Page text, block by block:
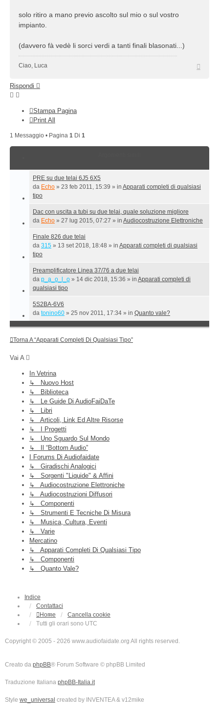
solo ritiro a mano previo ascolto sul mio o sul vostro
impianto.
(davvero fà vedè li sorci verdi a tanti finali blasonati...)
Ciao, Luca
Rispondi
Stampa Pagina
Print All
1 Messaggio • Pagina 1 Di 1
PRE su due telai 6J5 6X5
da Echo » 23 feb 2011, 15:39 » in Apparati completi di qualsiasi
tipo
Dac con uscita a tubi su due telai, quale soluzione migliore
da Echo » 27 lug 2015, 07:27 » in Audiocostruzione Elettroniche
Finale 826 due telai
da 315 » 13 set 2018, 18:48 » in Apparati completi di qualsiasi
tipo
Preamplificatore Linea 37/76 a due telai
da p_a_o_l_o » 14 dic 2018, 15:36 » in Apparati completi di
qualsiasi tipo
5S2BA-6V6
da tonino60 » 25 nov 2011, 17:34 » in Quanto vale?
Torna A “Apparati Completi Di Qualsiasi Tipo”
Vai A
In Vetrina
↳ Nuovo Host
↳ Biblioteca
↳ Le Guide Di AudioFaiDaTe
↳ Libri
↳ Articoli, Link Ed Altre Risorse
↳ I Progetti
↳ Uno Sguardo Sul Mondo
↳ Il “Bottom Audio”
I Forums Di Audiofaidate
↳ Giradischi Analogici
↳ Sorgenti "liquide" & Affini
↳ Audiocostruzione Elettroniche
↳ Audiocostruzioni Diffusori
↳ Componenti
↳ Strumenti E Tecniche Di Misura
↳ Musica, Cultura, Eventi
↳ Varie
Mercatino
↳ Apparati Completi Di Qualsiasi Tipo
↳ Componenti
↳ Quanto Vale?
Indice
Contattaci
Home
Cancella cookie
Tutti gli orari sono UTC
Copyright © 2005 - 2026 www.audiofaidate.org All rights reserved.
Creato da phpBB® Forum Software © phpBB Limited
Traduzione Italiana phpBB-Italia.it
Style we_universal created by INVENTEA & v12mike